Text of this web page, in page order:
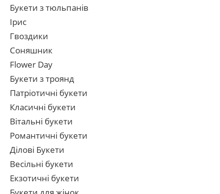
Букети з тюльпанів
Ірис
Гвоздики
Соняшник
Flower Day
Букети з троянд
Патріотичні букети
Класичні букети
Вітальні букети
Романтичні букети
Ділові Букети
Весільні букети
Екзотичні букети